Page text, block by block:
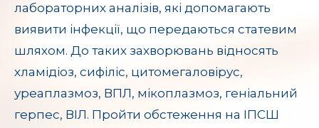
лабораторних аналізів, які допомагають
виявити інфекції, що передаються статевим
шляхом. До таких захворювань відносять
хламідіоз, сифіліс, цитомегаловірус,
уреаплазмоз, ВПЛ, мікоплазмоз, геніальний
герпес, ВІЛ. Пройти обстеження на ІПСШ